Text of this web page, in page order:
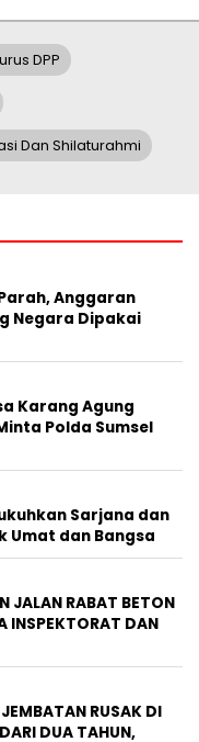
DPP
Dan Shilaturahmi
Anggaran
Negara Dipakai
Karang Agung
Polda Sumsel
Sarjana dan
Umat dan Bangsa
JALAN RABAT BETON
INSPEKTORAT DAN
RUSAK DI
DUA TAHUN,